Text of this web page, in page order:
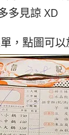
多見諒 XD
，點圖可以